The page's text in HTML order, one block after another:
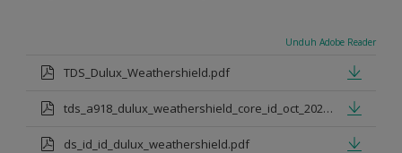
Unduh Adobe Reader
TDS_Dulux_Weathershield.pdf
tds_a918_dulux_weathershield_core_id_oct_2021.pdf
ds_id_id_dulux_weathershield.pdf